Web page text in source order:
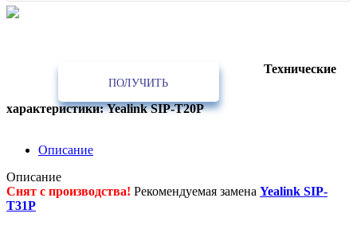
ПОЛУЧИТЬ
Технические
характеристики: Yealink SIP-T20P
Описание
Описание
Снят с производства! Рекомендуемая замена Yealink SIP-
T31P